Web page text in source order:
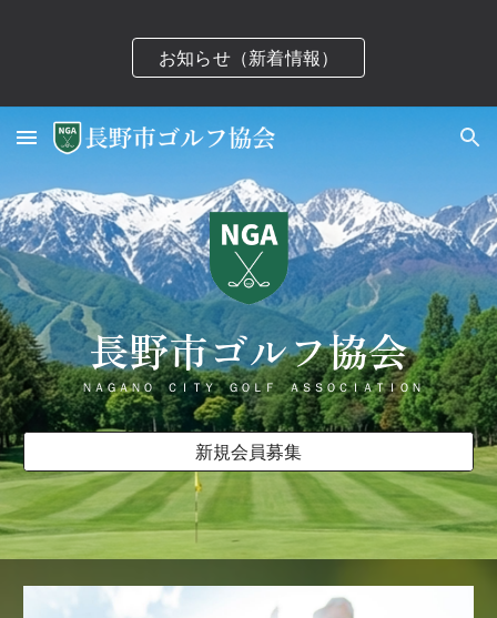
Skip to main content Skip to navigation
お知らせ（新着情報）
長野市ゴルフ協会
ＮＡＧＡＮＯ ＣＩＴＹ ＧＯＬＦ ＡＳＳＯＣＩＡＴＩＯＮ
新規会員募集